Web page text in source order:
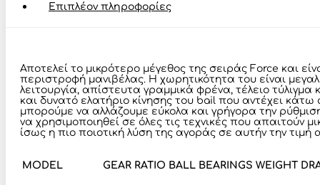
Επιπλέον πληροφορίες
Αποτελεί το μικρότερο μέγεθος της σειράς Force και
περιστροφή μανιβέλας. Η χωρητικότητα του είναι
λειτουργία, απίστευτα γραμμικά φρένα, τέλειο
και δυνατό ελατήριο κίνησης του bail που αντέχει
μπορούμε να αλλάζουμε εύκολα και γρήγορα την
να χρησιμοποιηθεί σε όλες τις τεχνικές που απαιτούν
ίσως η πιο ποιοτική λύση της αγοράς σε αυτήν την
MODEL GEAR RATIO BALL BEARINGS WEIGHT